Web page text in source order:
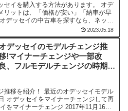
セイを購入する方法があります。 オデ
リットは、「価格が安い」「納車が早
デッセイの中古車を探すなら、ネット
態を問い合わせて見るといいでし...
2023.05.18
デッセイのモデルチェンジ推
!マイナーチェンジや一部改
良、フルモデルチェンジの時期や
推移を紹介！ 最近のオデッセイモデル
オデッセイをマイナーチェンジして再
をマイナーチェンジ 2017年11月16日